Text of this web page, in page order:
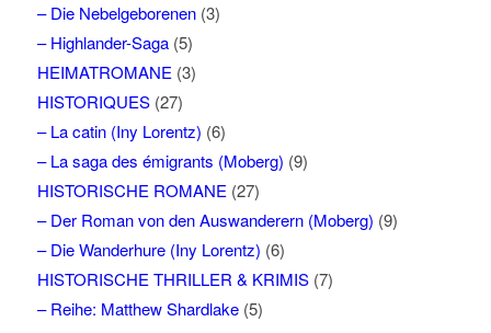
– Die Nebelgeborenen(3)
– Highlander-Saga(5)
HEIMATROMANE (3)
HISTORIQUES(27)
– La catin (Iny Lorentz) (6)
– La saga des émigrants (Moberg) (9)
HISTORISCHE ROMANE (27)
– Der Roman von den Auswanderern (Moberg) (9)
– Die Wanderhure (Iny Lorentz) (6)
HISTORISCHE THRILLER & KRIMIS(7)
– Reihe: Matthew Shardlake(5)